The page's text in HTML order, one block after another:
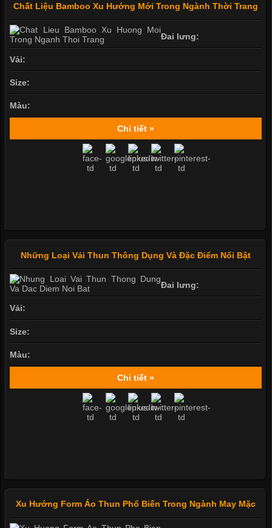
Chất Liệu Bamboo Xu Hướng Mới Trong Ngành Thời Trang
Đai lưng:
Vải:
Size:
Màu:
Chi tiết »
Những Loại Vải Thun Thông Dụng Và Đặc Điểm Nổi Bật
Đai lưng:
Vải:
Size:
Màu:
Chi tiết »
Xu Hướng Form Áo Thun Phổ Biến Trong Ngành May Mặc